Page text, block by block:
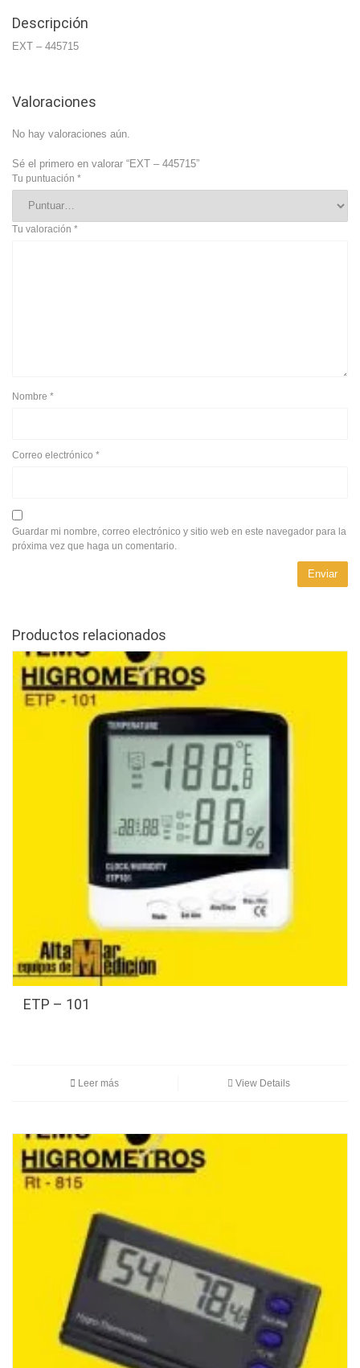
Descripción
EXT – 445715
Valoraciones
No hay valoraciones aún.
Sé el primero en valorar “EXT – 445715”
Tu puntuación *
Tu valoración *
Nombre *
Correo electrónico *
Guardar mi nombre, correo electrónico y sitio web en este navegador para la
próxima vez que haga un comentario.
Productos relacionados
ETP – 101
Leer más View Details